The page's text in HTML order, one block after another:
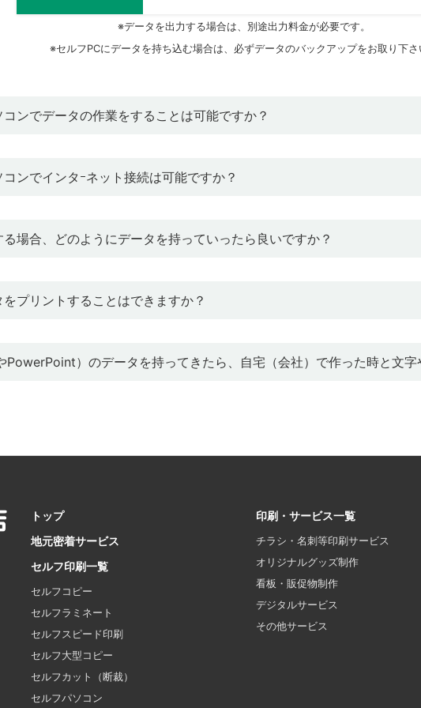
データを出力する場合は、別途出力料金が必要です。
セルフPCにデータを持ち込む場合は、必ずデータのバックアップをお取り下さ
ンでデータの作業をすることは可能ですか？
ンでインタｰネット接続は可能ですか？
場合、どのようにデータを持っていったら良いですか？
プリントすることはできますか？
）のデータを持ってきたら、自宅（会社）で作った時と文
トップ
地元密着サービス
セルフ印刷一覧
セルフコピー
セルフラミネート
セルフスピード印刷
セルフ大型コピー
セルフカット（断裁）
セルフパソコン
印刷・サービス一覧
チラシ・名刺等印刷サービス
オリジナルグッズ制作
看板・販促物制作
デジタルサービス
その他サービス